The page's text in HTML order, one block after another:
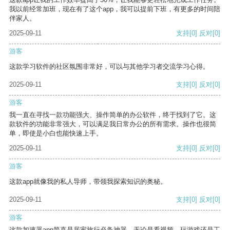
我以前经常加班，现在有了这个app，我可以提前下班，有更多的时间陪
伴家人。
2025-09-11
支持[0] 反对[0]
游客
这款学习软件的社区氛围非常好，可以与其他学习者交流学习心得。
2025-09-11 支持[0] 反对[0]
游客
我一直在寻找一款功能强大、操作简单的办公软件，终于找到了它。这
款软件的功能非常强大，可以满足我日常办公的所有需求。操作也很简
单，即使是小白也能快速上手。
2025-09-11
支持[0] 反对[0]
游客
这款app就像我的私人导师，带领我探索知识的奥秘。
2025-09-11 支持[0] 反对[0]
游客